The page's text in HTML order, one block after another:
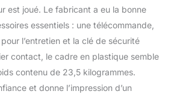
est joué. Le fabricant a eu la bonne
essentiels : une télécommande,
l’entretien et la clé de sécurité
contact, le cadre en plastique semble
contenu de 23,5 kilogrammes.
et donne l’impression d’un